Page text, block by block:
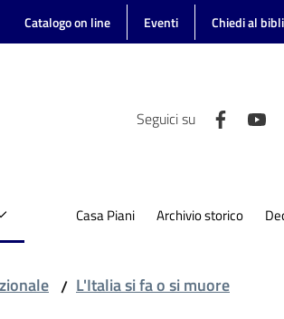
Catalogo on line Eventi Chiedi al
Seguici su
Casa Piani Archivio storico
/ L'Italia si fa o si muore